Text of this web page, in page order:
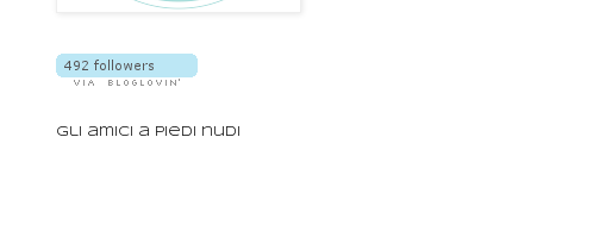
Gli amici a piedi nudi